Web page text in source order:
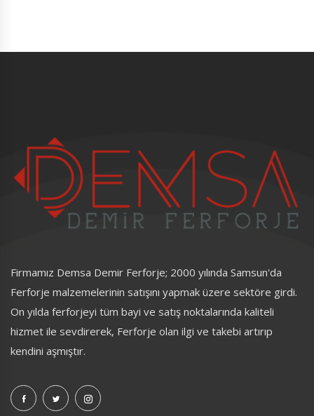
Firmamız Demsa Demir Ferforje; 2000 yılında Samsun'da
Ferforje malzemelerinin satışını yapmak üzere sektöre girdi.
On yılda ferforjeyi tüm bayi ve satış noktalarında kaliteli
hizmet ile sevdirerek, Ferforje olan ilgi ve takebi artırıp
kendini aşmıştır.